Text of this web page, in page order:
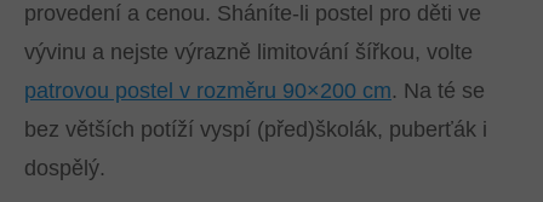
provedení a cenou. Sháníte-li postel pro děti ve
vývinu a nejste výrazně limitování šířkou, volte
patrovou postel v rozměru 90×200 cm. Na té se
bez větších potíží vyspí (před)školák, puberťák i
dospělý.